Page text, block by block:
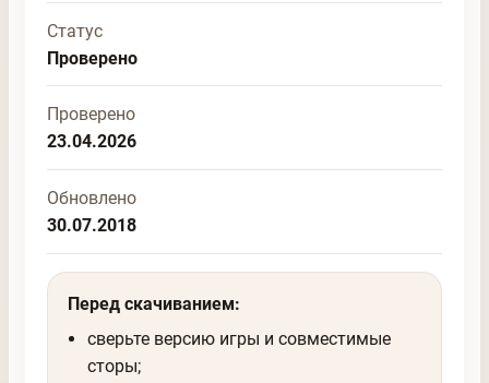
Статус
Проверено
Проверено
23.04.2026
Обновлено
30.07.2018
Перед скачиванием:
сверьте версию игры и совместимые
сторы;